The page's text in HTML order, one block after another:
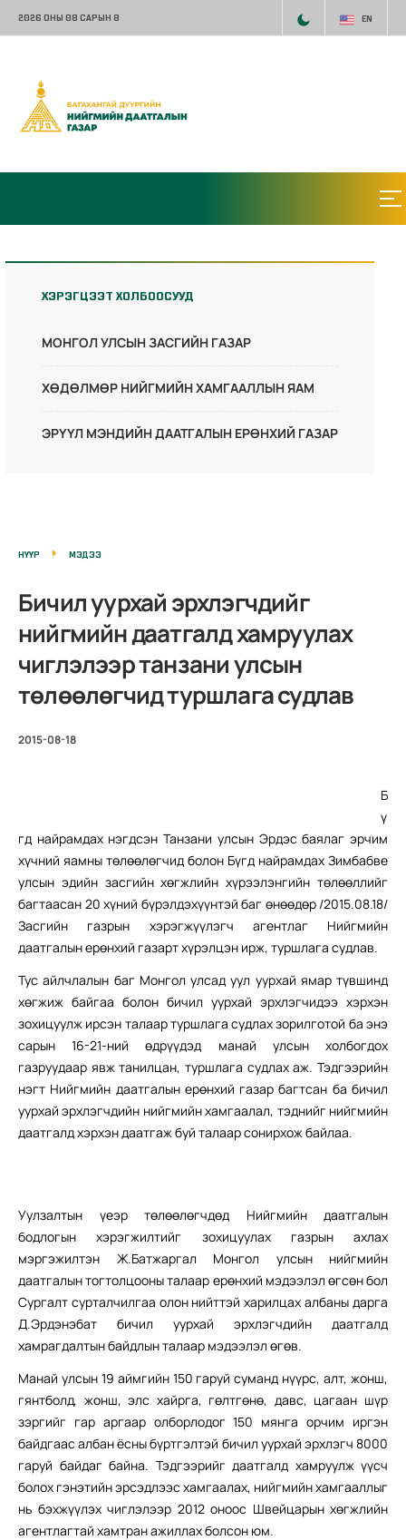
2026 ОНЫ 08 САРЫН 8 EN
ХЭРЭГЦЭЭТ ХОЛБООСУУД
МОНГОЛ УЛСЫН ЗАСГИЙН ГАЗАР
ХӨДӨЛМӨР НИЙГМИЙН ХАМГААЛЛЫН ЯАМ
ЭРҮҮЛ МЭНДИЙН ДААТГАЛЫН ЕРӨНХИЙ ГАЗАР
НҮҮР МЭДЭЭ
Бичил уурхай эрхлэгчдийг
нийгмийн даатгалд хамруулах
чиглэлээр танзани улсын
төлөөлөгчид туршлага судлав
2015-08-18
Б
ү
гд найрамдах нэгдсэн Танзани улсын Эрдэс баялаг эрчим
хүчний яамны төлөөлөгчид болон Бүгд найрамдах Зимбабве
улсын эдийн засгийн хөгжлийн хүрээлэнгийн төлөөллийг
багтаасан 20 хүний бүрэлдэхүүнтэй баг өнөөдөр /2015.08.18/
Засгийн газрын хэрэгжүүлэгч агентлаг Нийгмийн
даатгалын ерөнхий газарт хүрэлцэн ирж, туршлага судлав.
Тус айлчлалын баг Монгол улсад уул уурхай ямар түвшинд
хөгжиж байгаа болон бичил уурхай эрхлэгчидээ хэрхэн
зохицуулж ирсэн талаар туршлага судлах зорилготой ба энэ
сарын 16-21-ний өдрүүдэд манай улсын холбогдох
газруудаар явж танилцан, туршлага судлах аж. Тэдгээрийн
нэгт Нийгмийн даатгалын ерөнхий газар багтсан ба бичил
уурхай эрхлэгчдийн нийгмийн хамгаалал, тэднийг нийгмийн
даатгалд хэрхэн даатгаж буй талаар сонирхож байлаа.
Уулзалтын үеэр төлөөлөгчдөд Нийгмийн даатгалын
бодлогын хэрэгжилтийг зохицуулах газрын ахлах
мэргэжилтэн Ж.Батжаргал Монгол улсын нийгмийн
даатгалын тогтолцооны талаар ерөнхий мэдээлэл өгсөн бол
Сургалт сурталчилгаа олон нийттэй харилцах албаны дарга
Д.Эрдэнэбат бичил уурхай эрхлэгчдийн даатгалд
хамрагдалтын байдлын талаар мэдээлэл өгөв.
Манай улсын 19 аймгийн 150 гаруй суманд нүүрс, алт, жонш,
гянтболд, жонш, элс хайрга, гөлтгөнө, давс, цагаан шүр
зэргийг гар аргаар олборлодог 150 мянга орчим иргэн
байдгаас албан ёсны бүртгэлтэй бичил уурхай эрхлэгч 8000
гаруй байдаг байна. Тэдгээрийг даатгалд хамруулж үүсч
болох гэнэтийн эрсэдлээс хамгаалах, нийгмийн хамгааллыг
нь бэхжүүлэх чиглэлээр 2012 оноос Швейцарын хөгжлийн
агентлагтай хамтран ажиллах болсон юм.